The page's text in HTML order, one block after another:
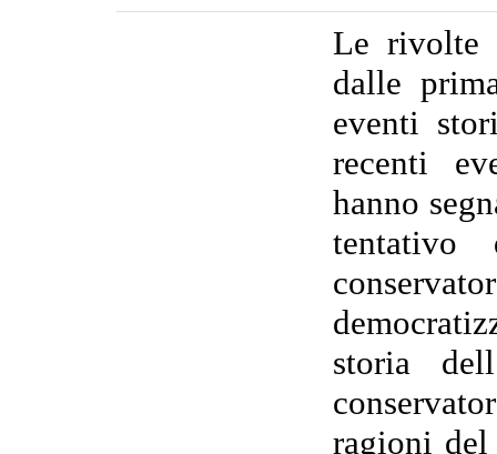
Le rivolte
dalle
eventi
recenti
hanno
tentativo
storia
ragioni